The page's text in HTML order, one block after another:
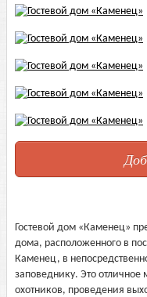
Гостевой дом «Каменец»
дома, расположенного в
Каменец, в
заповеднику. Это отличное
охотников, проведения